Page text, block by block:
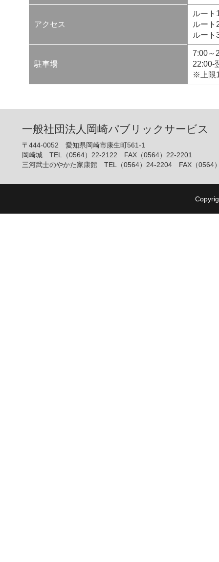
アクセス
ルート
ルート
ルート
駐車場
7:00～
22:00-
※上限
一般社団法人岡崎パブリックサービス
〒444-0052 愛知県岡崎市康生町561-1
岡崎城 TEL（0564）22-2122 FAX（0564）22-2201
三河武士のやかた家康館 TEL（0564）24-2204 FAX（0564